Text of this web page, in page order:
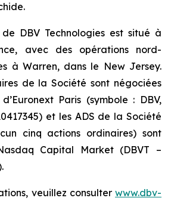
DBV Technologies est situé à
avec des opérations nord-
à Warren, dans le New Jersey.
de la Société sont négociées
Paris (symbole : DBV,
et les ADS de la Société
cinq actions ordinaires) sont
Capital Market (DBVT –
veuillez consulter www.dbv-